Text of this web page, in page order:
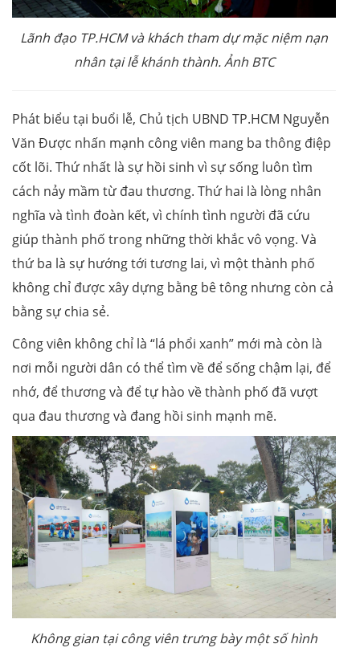
Lãnh đạo TP.HCM và khách tham dự mặc niệm nạn
nhân tại lễ khánh thành. Ảnh BTC
Phát biểu tại buổi lễ, Chủ tịch UBND TP.HCM Nguyễn
Văn Được nhấn mạnh công viên mang ba thông điệp
cốt lõi. Thứ nhất là sự hồi sinh vì sự sống luôn tìm
cách nảy mầm từ đau thương. Thứ hai là lòng nhân
nghĩa và tình đoàn kết, vì chính tình người đã cứu
giúp thành phố trong những thời khắc vô vọng. Và
thứ ba là sự hướng tới tương lai, vì một thành phố
không chỉ được xây dựng bằng bê tông nhưng còn cả
bằng sự chia sẻ.
Công viên không chỉ là “lá phổi xanh” mới mà còn là
nơi mỗi người dân có thể tìm về để sống chậm lại, để
nhớ, để thương và để tự hào về thành phố đã vượt
qua đau thương và đang hồi sinh mạnh mẽ.
Không gian tại công viên trưng bày một số hình